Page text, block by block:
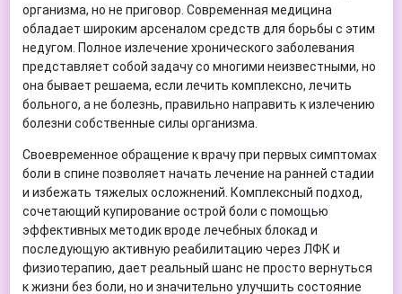
организма, но не приговор. Современная медицина
обладает широким арсеналом средств для борьбы с этим
недугом. Полное излечение хронического заболевания
представляет собой задачу со многими неизвестными, но
она бывает решаема, если лечить комплексно, лечить
больного, а не болезнь, правильно направить к излечению
болезни собственные силы организма.
Своевременное обращение к врачу при первых симптомах
боли в спине позволяет начать лечение на ранней стадии
и избежать тяжелых осложнений. Комплексный подход,
сочетающий купирование острой боли с помощью
эффективных методик вроде лечебных блокад и
последующую активную реабилитацию через ЛФК и
физиотерапию, дает реальный шанс не просто вернуться
к жизни без боли, но и значительно улучшить состояние